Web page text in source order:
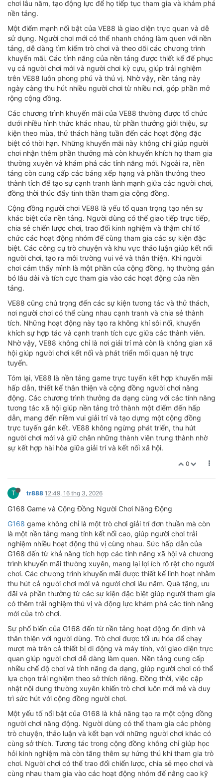
chơi lâu năm, tạo động lực để họ tiếp tục tham gia và khám phá
nền tảng.
Một điểm mạnh nổi bật của VE88 là giao diện trực quan và dễ
sử dụng. Người chơi mới có thể nhanh chóng làm quen với nền
tảng, dễ dàng tìm kiếm trò chơi và theo dõi các chương trình
khuyến mãi. Các tính năng của nền tảng được thiết kế để phục
vụ cả người chơi mới và người chơi kỳ cựu, giúp trải nghiệm
trên VE88 luôn phong phú và thú vị. Nhờ vậy, nền tảng này
ngày càng thu hút nhiều người chơi từ nhiều nơi, góp phần mở
rộng cộng đồng.
Các chương trình khuyến mãi của VE88 thường được tổ chức
dưới nhiều hình thức khác nhau, từ phần thưởng giới thiệu, sự
kiện theo mùa, thử thách hàng tuần đến các hoạt động đặc
biệt có thời hạn. Những khuyến mãi này không chỉ giúp người
chơi nhận thêm phần thưởng mà còn khuyến khích họ tham gia
thường xuyên và khám phá các tính năng mới. Ngoài ra, nền
tảng còn cung cấp các bảng xếp hạng và phần thưởng theo
thành tích để tạo sự cạnh tranh lành mạnh giữa các người chơi,
đồng thời thúc đẩy tinh thần tham gia cộng đồng.
Cộng đồng người chơi VE88 là yếu tố quan trọng tạo nên sự
khác biệt của nền tảng. Người dùng có thể giao tiếp trực tiếp,
chia sẻ chiến lược chơi, trao đổi kinh nghiệm và thậm chí tổ
chức các hoạt động nhóm để cùng tham gia các sự kiện đặc
biệt. Các công cụ trò chuyện và khu vực thảo luận giúp kết nối
người chơi, tạo ra môi trường vui vẻ và thân thiện. Khi người
chơi cảm thấy mình là một phần của cộng đồng, họ thường gắn
bó lâu dài và tích cực tham gia vào các hoạt động của nền
tảng.
VE88 cũng chú trọng đến các sự kiện tương tác và thử thách,
nơi người chơi có thể cùng nhau cạnh tranh và chia sẻ thành
tích. Những hoạt động này tạo ra không khí sôi nổi, khuyến
khích sự hợp tác và cạnh tranh tích cực giữa các thành viên.
Nhờ vậy, VE88 không chỉ là nơi giải trí mà còn là không gian xã
hội giúp người chơi kết nối và phát triển mối quan hệ trực
tuyến.
Tóm lại, VE88 là nền tảng game trực tuyến kết hợp khuyến mãi
hấp dẫn, thiết kế thân thiện và cộng đồng người chơi năng
động. Các chương trình thưởng đa dạng cùng với các tính năng
tương tác xã hội giúp nền tảng trở thành một điểm đến hấp
dẫn, mang đến niềm vui giải trí và tạo dựng một cộng đồng
trực tuyến gắn kết. VE88 không ngừng phát triển, thu hút
người chơi mới và giữ chân những thành viên trung thành nhờ
sự kết hợp hài hòa giữa giải trí và kết nối xã hội.
0
T tr888 12:49, 16 thg 3, 2026
G168 Game và Cộng Đồng Người Chơi Năng Động
G168 game không chỉ là một trò chơi giải trí đơn thuần mà còn
là một nền tảng mang tính kết nối cao, giúp người chơi trải
nghiệm nhiều hoạt động thú vị cùng nhau. Sức hấp dẫn của
G168 đến từ khả năng tích hợp các tính năng xã hội và chương
trình khuyến mãi thường xuyên, mang lại lợi ích rõ rệt cho người
chơi. Các chương trình khuyến mãi được thiết kế linh hoạt nhằm
thu hút cả người chơi mới và người chơi lâu năm. Quà tặng, ưu
đãi và phần thưởng từ các sự kiện đặc biệt giúp người tham gia
có thêm trải nghiệm thú vị và động lực khám phá các tính năng
mới của trò chơi.
Sự phổ biến của G168 đến từ nền tảng hoạt động ổn định và
thân thiện với người dùng. Trò chơi được tối ưu hóa để chạy
mượt mà trên cả thiết bị di động và máy tính, với giao diện trực
quan giúp người chơi dễ dàng làm quen. Nền tảng cung cấp
nhiều chế độ chơi và tính năng đa dạng, giúp người chơi có thể
lựa chọn trải nghiệm theo sở thích riêng. Đồng thời, việc cập
nhật nội dung thường xuyên khiến trò chơi luôn mới mẻ và duy
trì sức hút với cộng đồng người chơi.
Một yếu tố nổi bật của G168 là khả năng tạo ra một cộng đồng
người chơi năng động. Người dùng có thể tham gia các phòng
trò chuyện, thảo luận và kết bạn với những người chơi khác có
cùng sở thích. Tương tác trong cộng đồng không chỉ giúp học
hỏi kinh nghiệm mà còn tăng thêm sự hứng thú khi tham gia trò
chơi. Người chơi có thể trao đổi chiến lược, chia sẻ mẹo chơi và
cùng nhau tham gia vào các hoạt động nhóm để nâng cao kỹ